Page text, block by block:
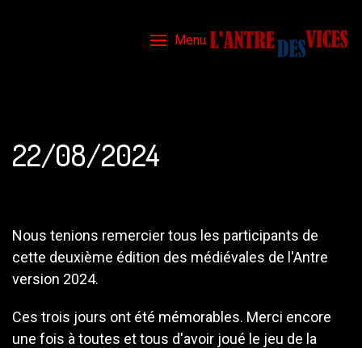
Menu
22/08/2024
Nous tenions remercier tous les participants de
cette deuxième édition des médiévales de l'Antre
version 2024.
Ces trois jours ont été mémorables. Merci encore
une fois à toutes et tous d'avoir joué le jeu de la